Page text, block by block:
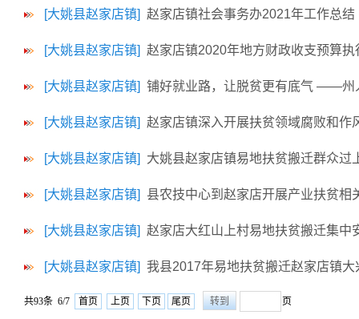
[大姚县赵家店镇] 赵家店镇社会事务办2021年工作总结
[大姚县赵家店镇] 赵家店镇2020年地方财政收支预算
[大姚县赵家店镇] 铺好就业路，让脱贫更有底气 ——州
[大姚县赵家店镇] 赵家店镇深入开展扶贫领域腐败和作
[大姚县赵家店镇] 大姚县赵家店镇易地扶贫搬迁群众过
[大姚县赵家店镇] 县农技中心到赵家店开展产业扶贫相
[大姚县赵家店镇] 赵家店大红山上村易地扶贫搬迁集中
[大姚县赵家店镇] 我县2017年易地扶贫搬迁赵家店镇
共93条 6/7 首页 上页 下页 尾页 页